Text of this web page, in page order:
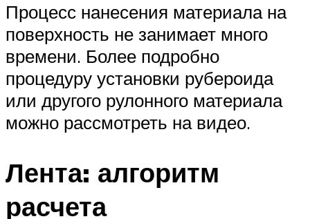
Процесс нанесения материала на
поверхность не занимает много
времени. Более подробно
процедуру установки рубероида
или другого рулонного материала
можно рассмотреть на видео.
Лента: алгоритм
расчета